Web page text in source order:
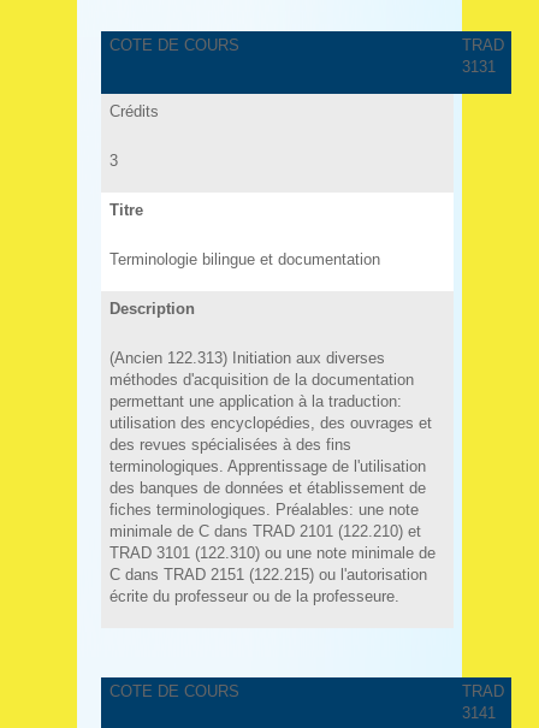
COTE DE COURS
TRAD
3131
Crédits
3
Titre
Terminologie bilingue et documentation
Description
(Ancien 122.313) Initiation aux diverses
méthodes d'acquisition de la documentation
permettant une application à la traduction:
utilisation des encyclopédies, des ouvrages et
des revues spécialisées à des fins
terminologiques. Apprentissage de l'utilisation
des banques de données et établissement de
fiches terminologiques. Préalables: une note
minimale de C dans TRAD 2101 (122.210) et
TRAD 3101 (122.310) ou une note minimale de
C dans TRAD 2151 (122.215) ou l'autorisation
écrite du professeur ou de la professeure.
COTE DE COURS
TRAD
3141